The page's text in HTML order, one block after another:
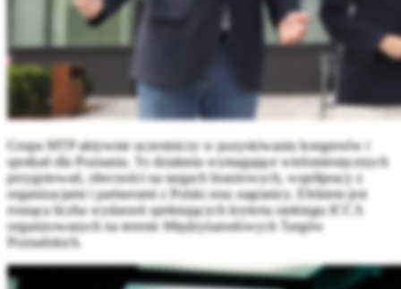
Grupa MTP aktywnie uczestniczy w pozyskiwaniu kongresów i
spotkań dla Poznania. To działania wymagające wielomiesięcznych
przygotowań, obecności na targach branżowych, współpracy z
organizacjami i partnerami z Polski oraz zagranicy. Efektem jest
rosnąca liczba wydarzeń spełniających kryteria rankingu ICCA
organizowanych na terenie Międzynarodowych Targów
Poznańskich.